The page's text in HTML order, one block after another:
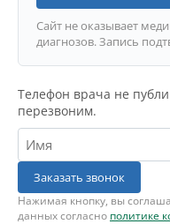
Сайт не оказывает
диагнозов. Запись
Телефон врача не
перезвоним.
Заказать звонок
Нажимая кнопку, вы
данных согласно политике